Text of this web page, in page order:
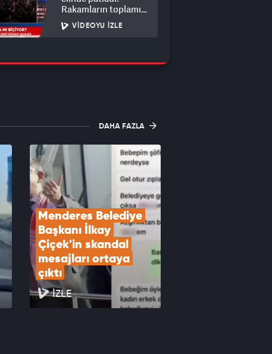
Rakamların toplamı
dalga konusu oldu
VIDEOYU İZLE
DAHA FAZLA
Menderes Belediye
Başkanı İlkay
Çiçek'in skandal
mesajları ortaya
çıktı
İZLE